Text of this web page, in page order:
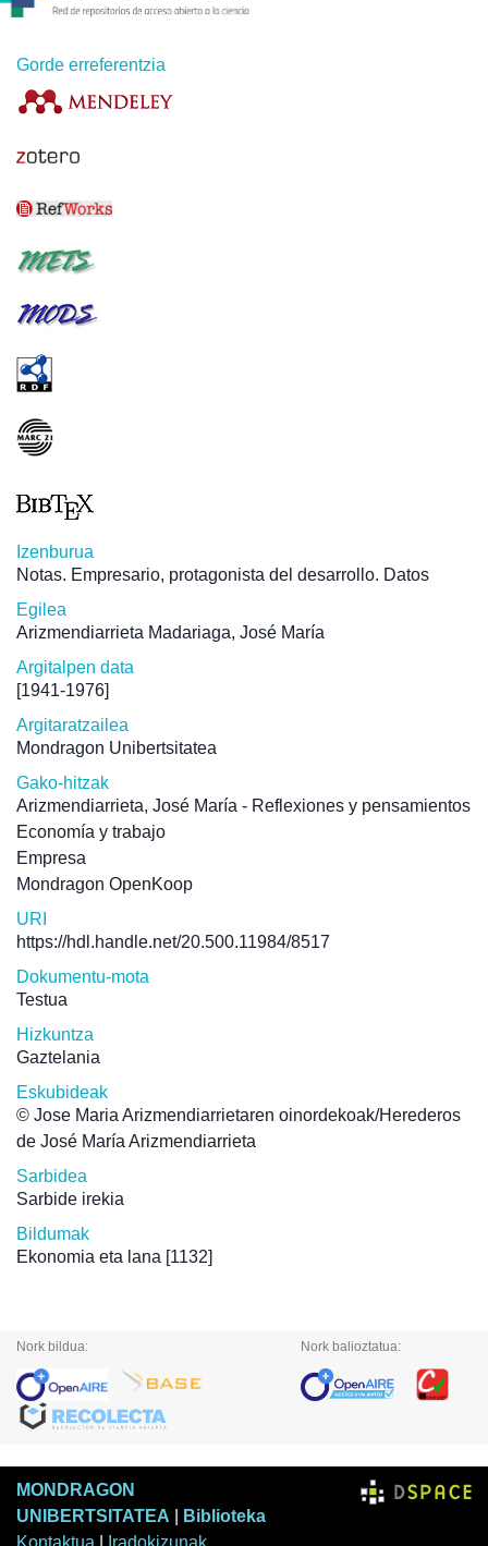
Gorde erreferentzia
Izenburua
Notas. Empresario, protagonista del desarrollo. Datos
Egilea
Arizmendiarrieta Madariaga, José María
Argitalpen data
[1941-1976]
Argitaratzailea
Mondragon Unibertsitatea
Gako-hitzak
Arizmendiarrieta, José María - Reflexiones y pensamientos
Economía y trabajo
Empresa
Mondragon OpenKoop
URI
https://hdl.handle.net/20.500.11984/8517
Dokumentu-mota
Testua
Hizkuntza
Gaztelania
Eskubideak
© Jose Maria Arizmendiarrietaren oinordekoak/Herederos
de José María Arizmendiarrieta
Sarbidea
Sarbide irekia
Bildumak
Ekonomia eta lana [1132]
Nork bildua: Nork balioztatua:
MONDRAGON
UNIBERTSITATEA
Biblioteka